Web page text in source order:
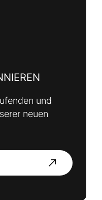
und
neuen